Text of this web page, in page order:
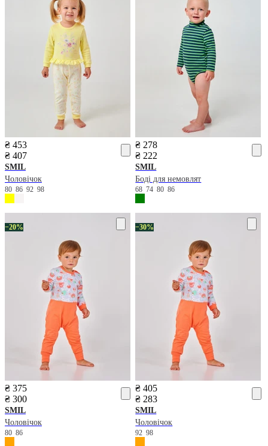
₴ 453
₴ 407
SMIL
Чоловічок
80 86 92 98
₴ 278
₴ 222
SMIL
Боді для немовлят
68748086
−20%
₴ 375
₴ 300
SMIL
Чоловічок
80 86
−30%
₴ 405
₴ 283
SMIL
Чоловічок
9298